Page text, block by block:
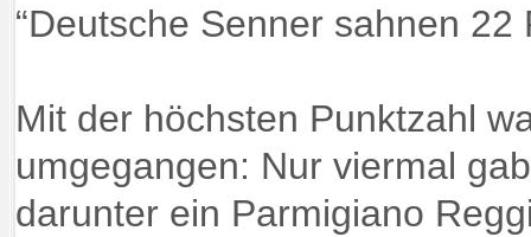
“Deutsche Senner sahnen 22
Mit der höchsten Punktzahl
umgegangen: Nur viermal
darunter ein Parmigiano